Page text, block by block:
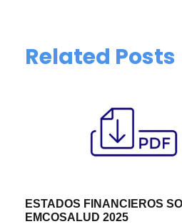
Related Posts
ESTADOS FINANCIEROS
EMCOSALUD 2025